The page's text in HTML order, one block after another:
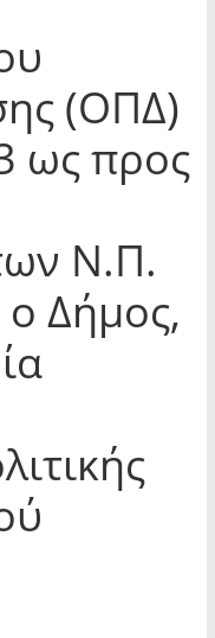
(ΟΠΔ)
ως προς
Ν.Π.
Δήμος,